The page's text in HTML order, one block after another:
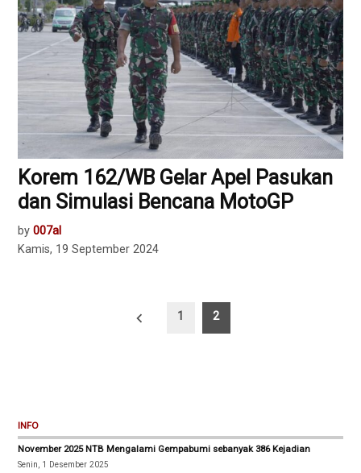
Korem 162/WB Gelar Apel Pasukan
dan Simulasi Bencana MotoGP
by 007al
Kamis, 19 September 2024
1 2
INFO
November 2025 NTB Mengalami Gempabumi sebanyak 386 Kejadian
Senin, 1 Desember 2025